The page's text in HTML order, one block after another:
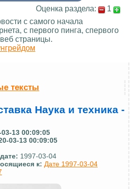
Оценка раздела:
1
с самого начала
с первого пинга, спервого
страницы.
тексты
Наука и техника -
03-13 00:09:05
03-13 00:09:05
1997-03-04
к: Дате 1997-03-04